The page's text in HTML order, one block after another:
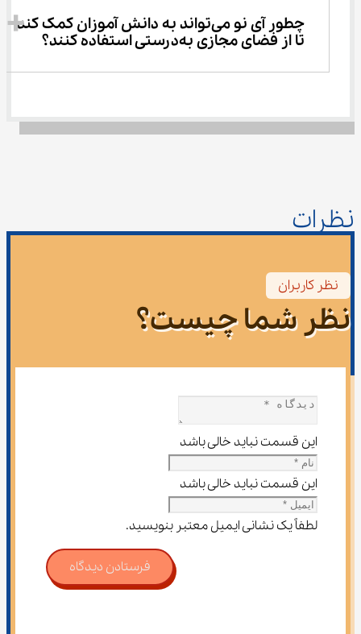
چطور آی ‌نو می‌تواند به دانش ‌آموزان کمک کند
تا از فضای مجازی به‌درستی استفاده کنند؟
نظرات
نظر کاربران
نظر شما چیست؟
این قسمت نباید خالی باشد
این قسمت نباید خالی باشد
لطفاً یک نشانی ایمیل معتبر بنویسید.
فرستادن دیدگاه